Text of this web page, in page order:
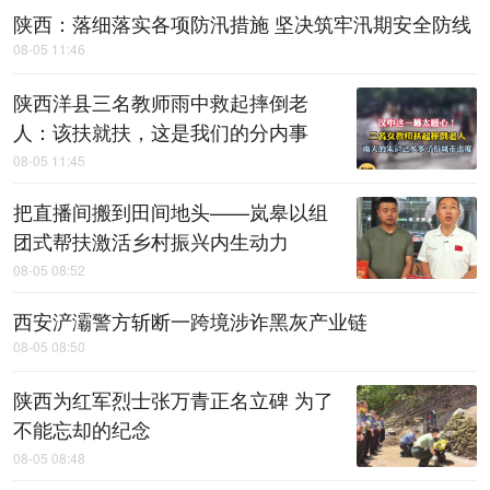
陕西：落细落实各项防汛措施 坚决筑牢汛期安全防线
08-05 11:46
陕西洋县三名教师雨中救起摔倒老
人：该扶就扶，这是我们的分内事
08-05 11:45
把直播间搬到田间地头——岚皋以组
团式帮扶激活乡村振兴内生动力
08-05 08:52
西安浐灞警方斩断一跨境涉诈黑灰产业链
08-05 08:50
陕西为红军烈士张万青正名立碑 为了
不能忘却的纪念
08-05 08:48